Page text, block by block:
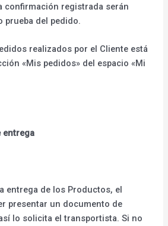
confirmación registrada serán
prueba del pedido.
realizados por el Cliente está
«Mis pedidos» del espacio «Mi
entrega
entrega de los Productos, el
presentar un documento de
lo solicita el transportista. Si no